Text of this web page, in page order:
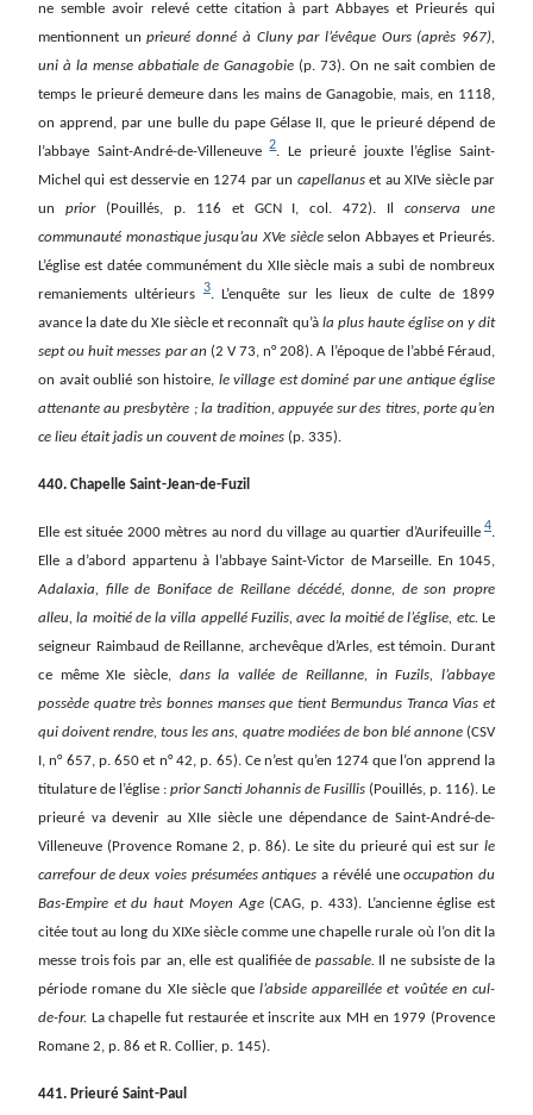
ne semble avoir relevé cette citation à part Abbayes et Prieurés qui
mentionnent unprieuré donné à Cluny par l’évêque Ours (après 967),
uni à la mense abbatiale de Ganagobie (p. 73). On ne sait combien de
temps le prieuré demeure dans les mains de Ganagobie, mais, en 1118,
on apprend, par une bulle du pape Gélase II, que le prieuré dépend de
l’abbaye Saint-André-de-Villeneuve2. Le prieuré jouxte l’église Saint-
Michel qui est desservie en 1274 par un capellanuset au XIVe siècle par
un prior (Pouillés, p. 116 et GCN I, col. 472). Ilconserva une
communauté monastique jusqu’au XVe siècleselon Abbayes et Prieurés.
L’église est datée communément du XIIe siècle mais a subi de nombreux
remaniements ultérieurs3. L’enquête sur les lieux de culte de 1899
avance la date du XIe siècle et reconnaît qu’à la plus haute église on y dit
sept ou huit messes par an (2 V 73, n° 208). A l’époque de l’abbé Féraud,
on avait oublié son histoire, le village est dominé par une antique église
attenante au presbytère ; la tradition, appuyée sur des titres, porte qu’en
ce lieu était jadis un couvent de moines (p. 335).
440. Chapelle Saint-Jean-de-Fuzil
Elle est située 2000 mètres au nord du village au quartier d’Aurifeuille 4.
Elle a d’abord appartenu à l’abbaye Saint-Victor de Marseille. En 1045,
Adalaxia, fille de Boniface de Reillane décédé, donne, de son propre
alleu, la moitié de la villa appellé Fuzilis, avec la moitié de l’église, etc. Le
seigneur Raimbaud de Reillanne, archevêque d’Arles, est témoin. Durant
ce même XIe siècle, dans la vallée de Reillanne, in Fuzils, l’abbaye
possède quatre très bonnes manses que tient Bermundus Tranca Vias et
qui doivent rendre, tous les ans, quatre modiées de bon blé annone(CSV
I, n° 657, p. 650 et n° 42, p. 65). Ce n’est qu’en 1274 que l’on apprend la
titulature de l’église : prior Sancti Johannis de Fusillis (Pouillés, p. 116). Le
prieuré va devenir au XIIe siècle une dépendance de Saint-André-de-
Villeneuve (Provence Romane 2, p. 86). Le site du prieuré qui est sur le
carrefour de deux voies présumées antiques a révélé uneoccupation du
Bas-Empire et du haut Moyen Age (CAG, p. 433). L’ancienne église est
citée tout au long du XIXe siècle comme une chapelle rurale où l’on dit la
messe trois fois par an, elle est qualifiée de passable.
Il ne subsiste de la
période romane du XIe siècle quel’abside appareillée et voûtée en cul-
de-four. La chapelle fut restaurée et inscrite aux MH en 1979 (Provence
Romane 2, p. 86 et R. Collier, p. 145).
441. Prieuré Saint-Paul